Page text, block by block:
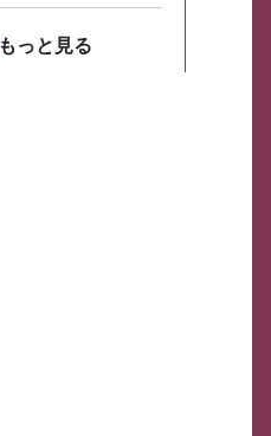
もっと見る